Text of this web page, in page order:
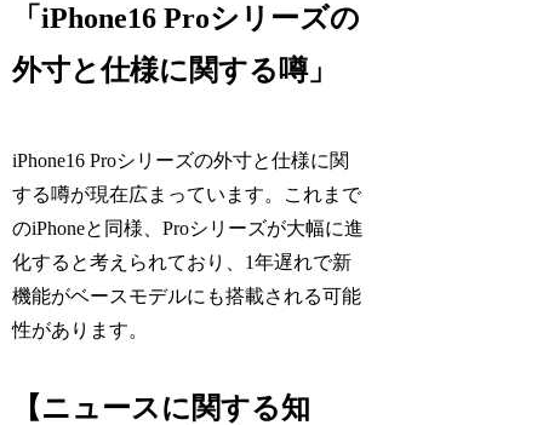
「iPhone16 Proシリーズの
外寸と仕様に関する噂」
iPhone16 Proシリーズの外寸と仕様に関
する噂が現在広まっています。これまで
のiPhoneと同様、Proシリーズが大幅に進
化すると考えられており、1年遅れで新
機能がベースモデルにも搭載される可能
性があります。
【ニュースに関する知